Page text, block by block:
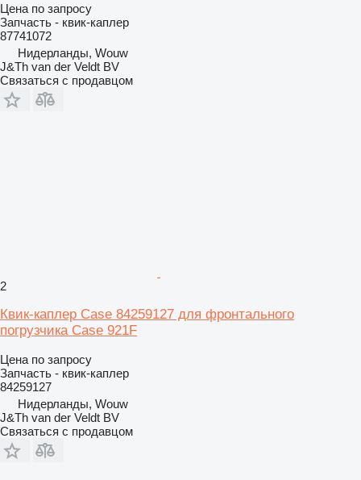
Цена по запросу
Запчасть - квик-каплер
87741072
Нидерланды, Wouw
J&Th van der Veldt BV
Связаться с продавцом
2
Квик-каплер Case 84259127 для фронтального
погрузчика Case 921F
Цена по запросу
Запчасть - квик-каплер
84259127
Нидерланды, Wouw
J&Th van der Veldt BV
Связаться с продавцом